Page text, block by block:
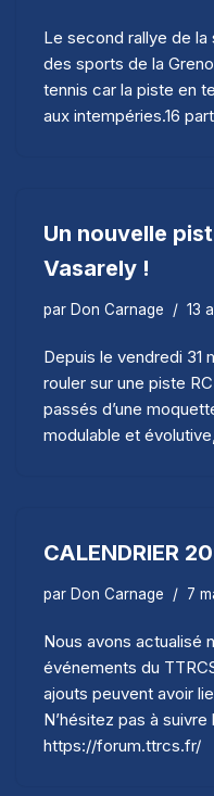
Le second rallye de la
des sports de la
tennis car la piste en
aux intempéries.16
Un nouvelle
Vasarely !
par Don Carnage 13
Depuis le vendredi 31
rouler sur une piste
passés d’une
modulable et
CALENDRIER
par Don Carnage 7
Nous avons actualisé
événements du
ajouts peuvent avoir
N’hésitez pas à
https://forum.ttrcs.fr/